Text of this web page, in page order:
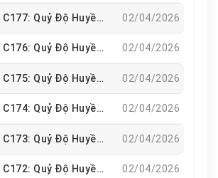
Chương 177: C177: Quỷ Độ Huyền Hà 02/04/2026
Chương 176: C176: Quỷ Độ Huyền Hà 02/04/2026
Chương 175: C175: Quỷ Độ Huyền Hà 02/04/2026
Chương 174: C174: Quỷ Độ Huyền Hà 02/04/2026
Chương 173: C173: Quỷ Độ Huyền Hà 02/04/2026
Chương 172: C172: Quỷ Độ Huyền Hà 02/04/2026